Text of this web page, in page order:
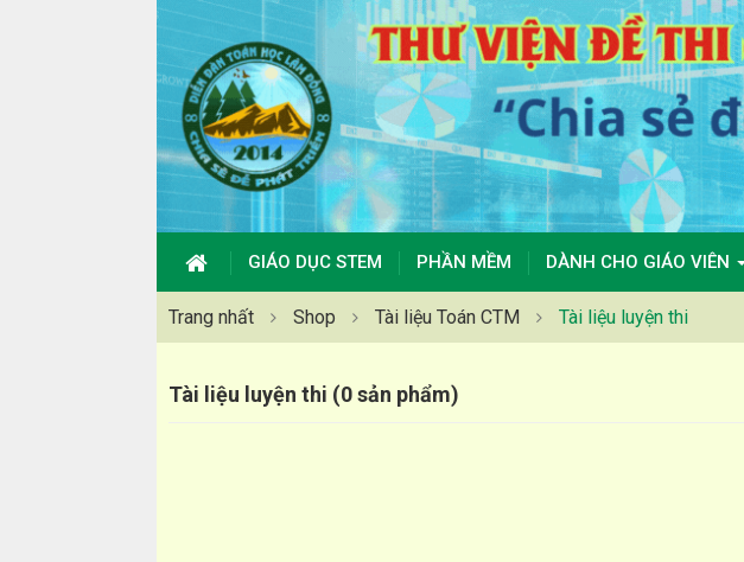
GIÁO DỤC STEM PHẦN MỀM DÀNH CHO GIÁO VIÊN
Trang nhất Shop Tài liệu Toán CTM Tài liệu luyện thi
Tài liệu luyện thi (0 sản phẩm)